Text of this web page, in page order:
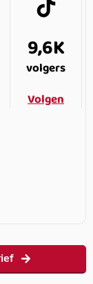
9,6K
volgers
Volgen